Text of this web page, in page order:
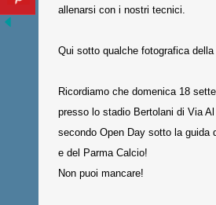
allenarsi con i nostri tecnici.
Qui sotto qualche fotografica della
Ricordiamo che domenica 18
presso lo stadio Bertolani di Via Al
secondo Open Day sotto la guida
e del Parma Calcio!
Non puoi mancare!